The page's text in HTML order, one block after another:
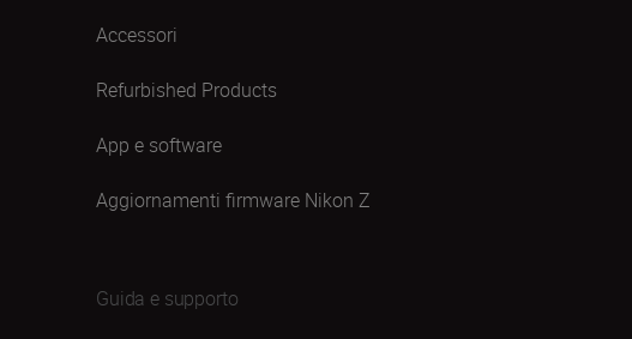
Accessori
Refurbished Products
App e software
Aggiornamenti firmware Nikon Z
Guida e supporto